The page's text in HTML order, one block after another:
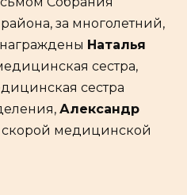
за­­­­­­­­­­­­­­­­­ многолетний,
Наталья
сестра,
сестра
Александр
медицинской